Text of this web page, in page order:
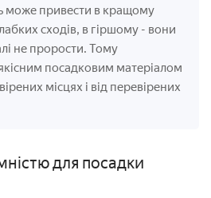
може привести в кращому
сходів, в гіршому - вони
не прорости. Тому
посадковим матеріалом
місцях і від перевірених
для посадки